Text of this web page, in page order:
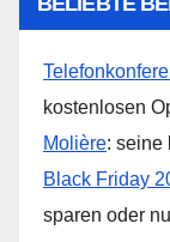
kostenlosen
Molière: seine
Black Friday
sparen oder